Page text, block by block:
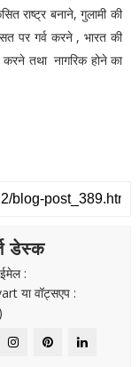
राष्ट्र बनाने, गुलामी की
पर गर्व करने , भारत की
तथा नागरिक होने का
डेस्क
:
या वॉट्सएप :